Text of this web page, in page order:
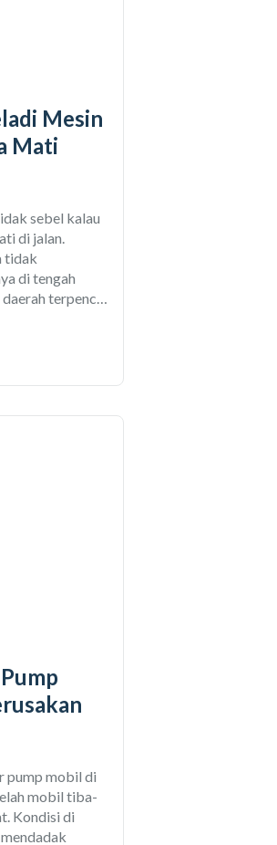
Mesin
Mati
sebel kalau
di jalan.
tidak
di tengah
terpencil,
mobil tiba tiba
biasanya
pump mobil di
mobil tiba-
Kondisi di